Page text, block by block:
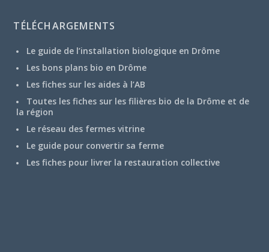
TÉLÉCHARGEMENTS
Le guide de l’installation biologique en Drôme
Les bons plans bio en Drôme
Les fiches sur les aides à l’AB
Toutes les fiches sur les filières bio de la Drôme et de
la région
Le réseau des fermes vitrine
Le guide pour convertir sa ferme
Les fiches pour livrer la restauration collective